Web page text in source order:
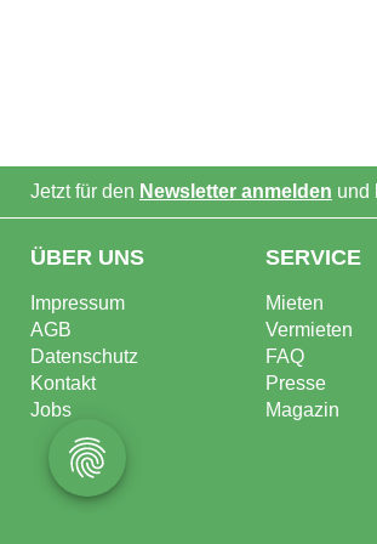
Jetzt für den Newsletter anmelden und
ÜBER UNS
Impressum
AGB
Datenschutz
Kontakt
Jobs
SERVICE
Mieten
Vermieten
FAQ
Presse
Magazin